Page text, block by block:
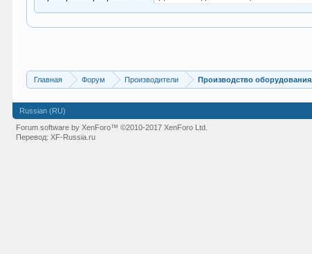
Главная Форум Производители Производство
Russian (RU)
Forum software by XenForo™©2010-2017 XenForo Ltd.
Перевод:XF-Russia.ru